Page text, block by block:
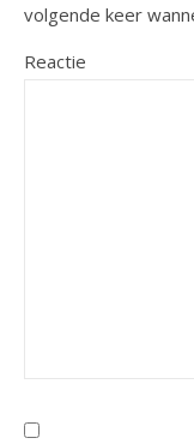
volgende keer
Reactie